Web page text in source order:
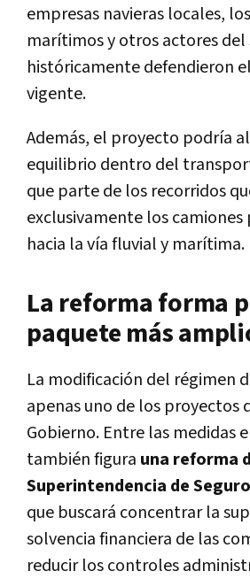
empresas navieras locales,
marítimos y otros actores del
históricamente defendieron
vigente.
Además, el proyecto podría
equilibrio dentro del
que parte de los recorridos
exclusivamente los
hacia la vía fluvial y marítima.
La reforma forma
paquete más
La modificación del régimen
apenas uno de los proyectos
Gobierno. Entre las medidas
también figura una reforma
Superintendencia de
que buscará concentrar la
solvencia financiera de las
reducir los controles